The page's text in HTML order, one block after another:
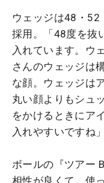
ウェッジは48・52
採用。「48度を抜
入れています。ウ
さんのウェッジは
な顔。ウェッジは
丸い顔よりもシュ
をかけるときにア
入れやすいですね」
ボールの『ツアー
相性が良くて、使